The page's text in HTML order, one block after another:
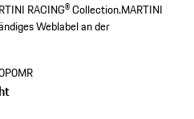
RACING® Collection.MARTINI
Weblabel an der